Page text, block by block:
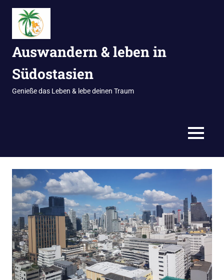
Zum
Inhalt
springen
Auswandern & leben in
Südostasien
Genieße das Leben & lebe deinen Traum
MENÜ